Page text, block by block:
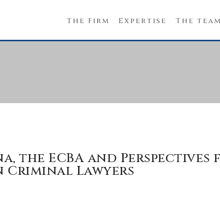
The Firm Expertise The
the ECBA and Perspectives
Criminal Lawyers